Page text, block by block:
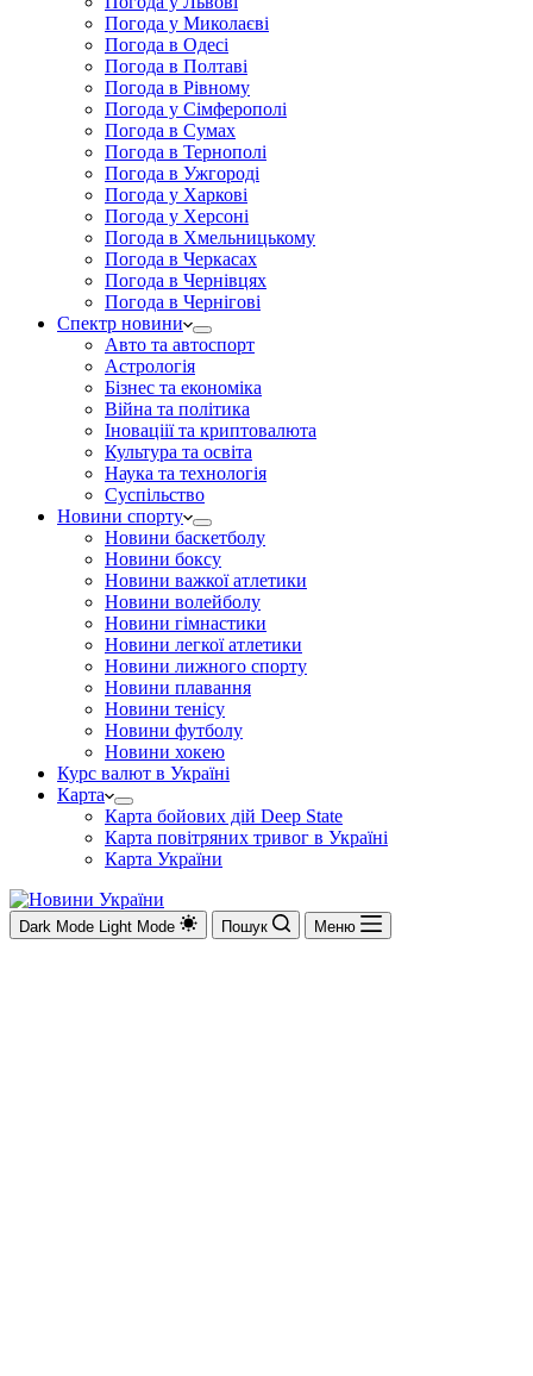
Погода у Миколаєві
Погода в Одесі
Погода в Полтаві
Погода в Рівному
Погода у Сімферополі
Погода в Сумах
Погода в Тернополі
Погода в Ужгороді
Погода у Харкові
Погода у Херсоні
Погода в Хмельницькому
Погода в Черкасах
Погода в Чернівцях
Погода в Чернігові
Спектр новини
Авто та автоспорт
Астрологія
Бізнес та економіка
Війна та політика
Іноваціії та криптовалюта
Культура та освіта
Наука та технологія
Суспільство
Новини спорту
Новини баскетболу
Новини боксу
Новини важкої атлетики
Новини волейболу
Новини гімнастики
Новини легкої атлетики
Новини лижного спорту
Новини плавання
Новини тенісу
Новини футболу
Новини хокею
Курс валют в Україні
Карта
Карта бойових дій Deep State
Карта повітряних тривог в Україні
Карта України
Dark Mode Light Mode Пошук Меню